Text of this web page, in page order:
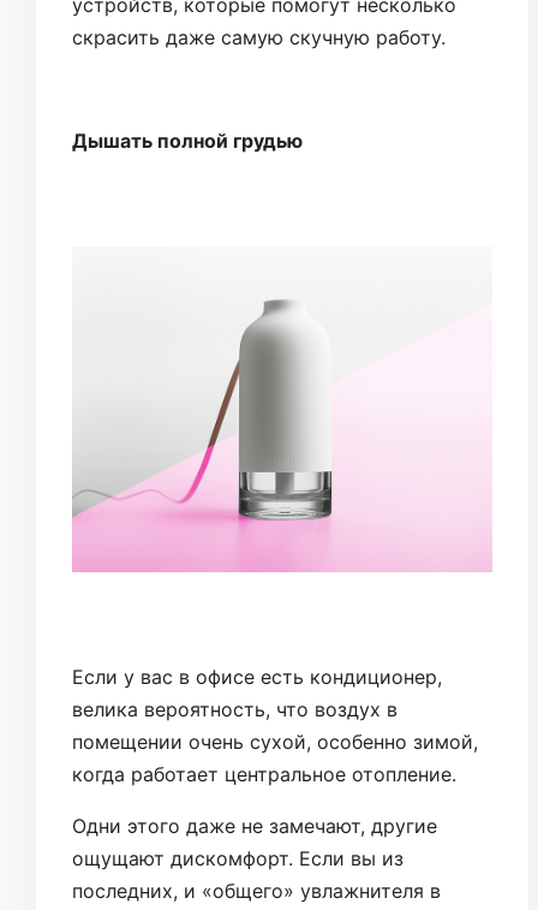
устройств, которые помогут несколько
скрасить даже самую скучную работу.
Дышать полной грудью
Если у вас в офисе есть кондиционер,
велика вероятность, что воздух в
помещении очень сухой, особенно зимой,
когда работает центральное отопление.
Одни этого даже не замечают, другие
ощущают дискомфорт. Если вы из
последних, и «общего» увлажнителя в